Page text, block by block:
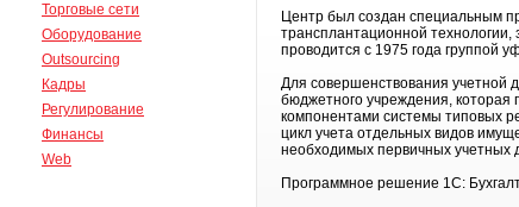
Торговые сети
Оборудование
Outsourcing
Кадры
Регулирование
Финансы
Web
Центр был создан специальным
трансплантационной
проводится с 1975 года группой
Для совершенствования учетной
бюджетного учреждения, которая
компонентами системы типовых
цикл учета отдельных видов
необходимых первичных учетных
Программное решение 1С: